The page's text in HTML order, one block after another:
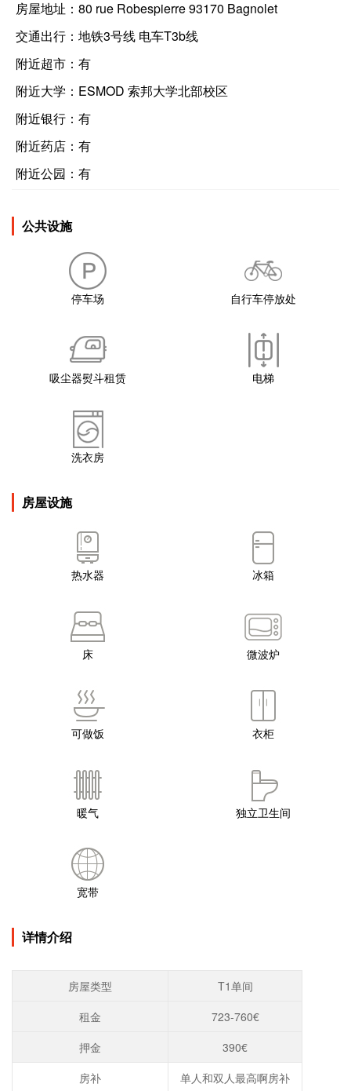
房屋地址： 80 rue Robespierre 93170 Bagnolet
交通出行： 地铁3号线 电车T3b线
附近超市： 有
附近大学： ESMOD 索邦大学北部校区
附近银行： 有
附近药店： 有
附近公园： 有
公共设施
停车场 自行车停放处
吸尘器熨斗租赁 电梯
洗衣房
房屋设施
热水器 冰箱
床 微波炉
可做饭 衣柜
暖气 独立卫生间
宽带
详情介绍
房屋类型
T1单间
租金
723-760€
押金
390€
房补
单人和双人最高啊房补